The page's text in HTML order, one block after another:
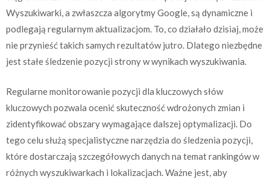
Wyszukiwarki, a zwłaszcza algorytmy Google, są dynamiczne i
podlegają regularnym aktualizacjom. To, co działało dzisiaj, może
nie przynieść takich samych rezultatów jutro. Dlatego niezbędne
jest stałe śledzenie pozycji strony w wynikach wyszukiwania.
Regularne monitorowanie pozycji dla kluczowych słów
kluczowych pozwala ocenić skuteczność wdrożonych zmian i
zidentyfikować obszary wymagające dalszej optymalizacji. Do
tego celu służą specjalistyczne narzędzia do śledzenia pozycji,
które dostarczają szczegółowych danych na temat rankingów w
różnych wyszukiwarkach i lokalizacjach. Ważne jest, aby